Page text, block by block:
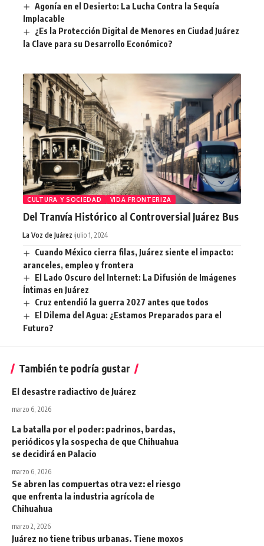
Agonía en el Desierto: La Lucha Contra la Sequía
Implacable
¿Es la Protección Digital de Menores en Ciudad Juárez
la Clave para su Desarrollo Económico?
CULTURA Y SOCIEDAD VIDA FRONTERIZA
Del Tranvía Histórico al Controversial Juárez Bus
La Voz de Juárez julio 1, 2024
Cuando México cierra filas, Juárez siente el impacto:
aranceles, empleo y frontera
El Lado Oscuro del Internet: La Difusión de Imágenes
Íntimas en Juárez
Cruz entendió la guerra 2027 antes que todos
El Dilema del Agua: ¿Estamos Preparados para el
Futuro?
También te podría gustar
El desastre radiactivo de Juárez
marzo 6, 2026
La batalla por el poder: padrinos, bardas,
periódicos y la sospecha de que Chihuahua
se decidirá en Palacio
marzo 6, 2026
Se abren las compuertas otra vez: el riesgo
que enfrenta la industria agrícola de
Chihuahua
marzo 2, 2026
Juárez no tiene tribus urbanas. Tiene moxos